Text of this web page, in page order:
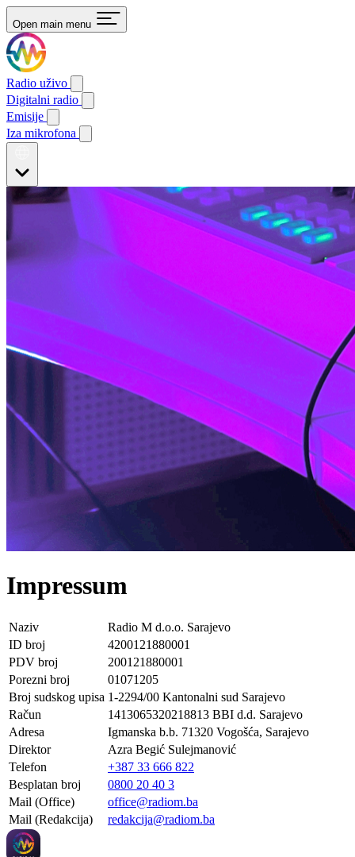
Open main menu
Radio uživo
Digitalni radio
Emisije
Iza mikrofona
Impressum
Naziv
Radio M d.o.o. Sarajevo
ID broj
4200121880001
PDV broj
200121880001
Porezni broj
01071205
Broj sudskog upisa 1-2294/00 Kantonalni sud Sarajevo
Račun
1413065320218813 BBI d.d. Sarajevo
Adresa
Igmanska b.b. 71320 Vogošća, Sarajevo
Direktor
Azra Begić Sulejmanović
Telefon
+387 33 666 822
Besplatan broj
0800 20 40 3
Mail (Office)
office@radiom.ba
Mail (Redakcija)
redakcija@radiom.ba